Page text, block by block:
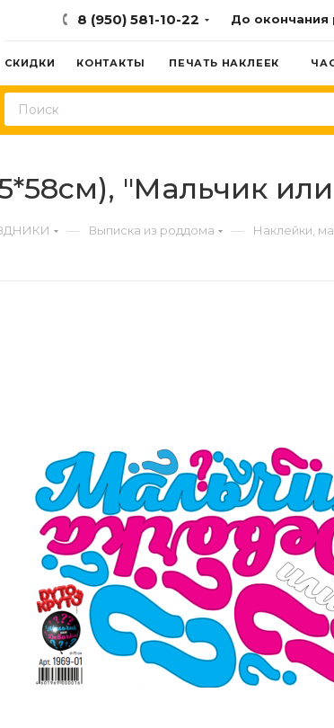
8 (950) 581-10-22 До окончания
СКИДКИ КОНТАКТЫ ПЕЧАТЬ НАКЛЕЕК
"Мальчик
— Выписка из роддома — Наклейки,